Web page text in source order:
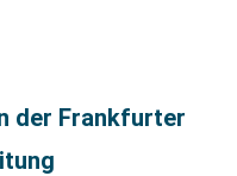
der Frankfurter